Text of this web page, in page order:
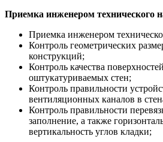
Приемка инженером технического
Приемка инженером
Контроль геометрических
конструкций;
Контроль качества
оштукатуриваемых стен;
Контроль правильности
вентиляционных каналов в
Контроль правильности
заполнение, а также
вертикальность углов кладки;